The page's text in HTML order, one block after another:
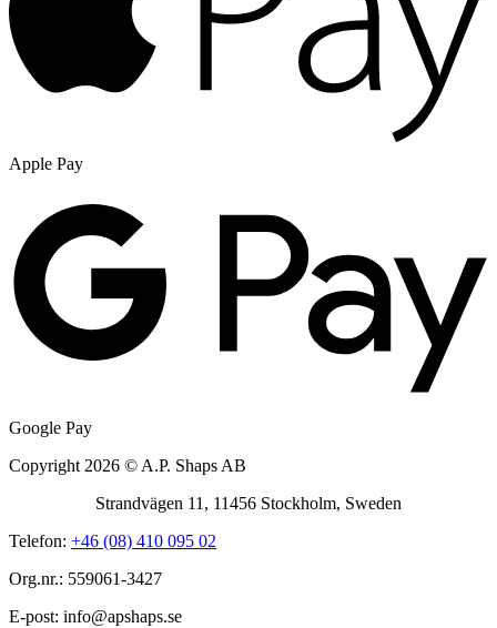
Apple Pay
Google Pay
Copyright 2026 © A.P. Shaps AB
Strandvägen 11, 11456 Stockholm, Sweden
Telefon: +46 (08) 410 095 02
Org.nr.: 559061-3427
E-post:
es.spahspa
@ofni